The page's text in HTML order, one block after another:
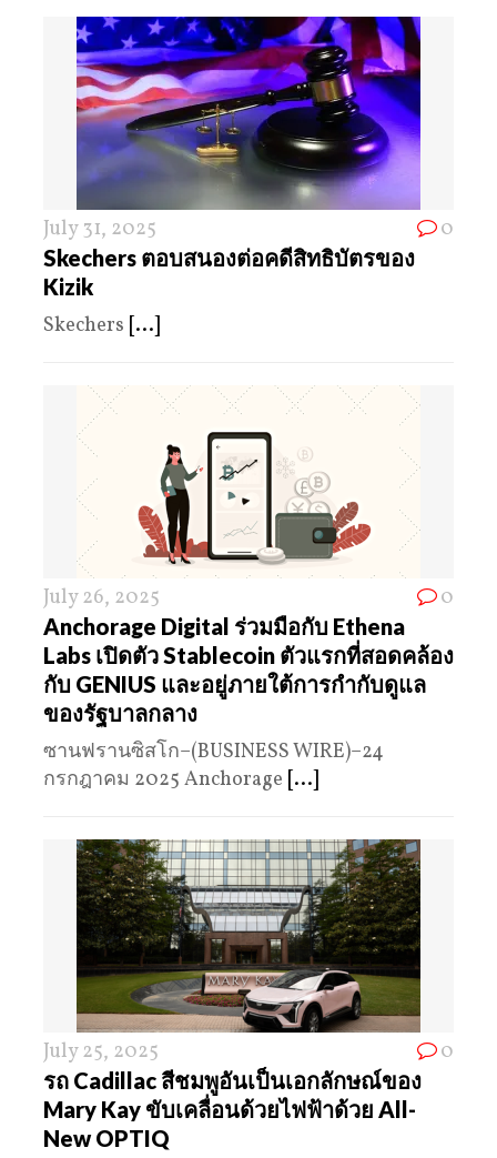
July 31, 2025 0
Skechers ตอบสนองต่อคดีสิทธิบัตรของ
Kizik
Skechers [...]
July 26, 2025 0
Anchorage Digital ร่วมมือกับ Ethena
Labs เปิดตัว Stablecoin ตัวแรกที่สอดคล้อง
กับ GENIUS และอยู่ภายใต้การกำกับดูแล
ของรัฐบาลกลาง
ซานฟรานซิสโก–(BUSINESS WIRE)–24
กรกฎาคม 2025 Anchorage [...]
July 25, 2025 0
รถ Cadillac สีชมพูอันเป็นเอกลักษณ์ของ
Mary Kay ขับเคลื่อนด้วยไฟฟ้าด้วย All-
New OPTIQ